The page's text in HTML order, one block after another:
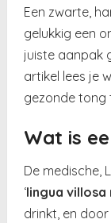
Een zwarte,
gelukkig een
juiste aanpak
artikel lees je
gezonde tong
Wat is
De medische,
‘lingua villosa
drinkt, en